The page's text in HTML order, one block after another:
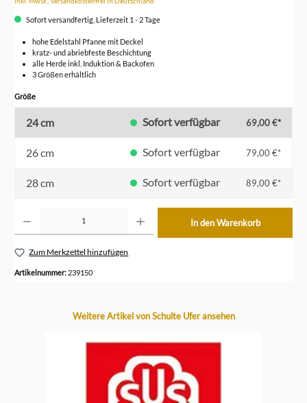
Sofort versandfertig, Lieferzeit 1 - 2 Tage
hohe Edelstahl Pfanne mit Deckel
kratz- und abriebfeste Beschichtung
alle Herde inkl. Induktion & Backofen
3 Größen erhältlich
Größeauswählen
24 cm Sofort verfügbar 69,00 €*
26 cm Sofort verfügbar 79,00 €*
28 cm Sofort verfügbar 89,00 €*
In den Warenkorb
Zum Merkzettel hinzufügen
Artikelnummer: 239150
Produktgalerie überspringen
Weitere Artikel von Schulte Ufer ansehen